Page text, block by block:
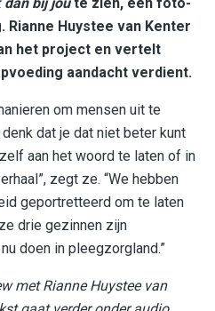
Huystee van Kenter
het project en vertelt
aandacht verdient.
om mensen uit te
dat je dat niet beter kunt
aan het woord te laten of in
zegt ze. “We hebben
geportretteerd om te laten
drie gezinnen zijn
doen in pleegzorgland.”
met Rianne Huystee van